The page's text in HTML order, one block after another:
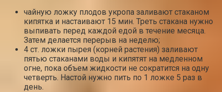
чайную ложку плодов укропа заливают стаканом
кипятка и настаивают 15 мин. Треть стакана нужно
выпивать перед каждой едой в течение месяца.
Затем делается перерыв на неделю;
4 ст. ложки пырея (корней растения) заливают
пятью стаканами воды и кипятят на медленном
огне, пока объем жидкости не сократится на одну
четверть. Настой нужно пить по 1 ложке 5 раз в
день.